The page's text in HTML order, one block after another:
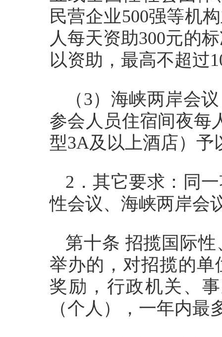
民营企业500强等机
人每天资助300元的
以资助，最高不超过
（3）海峡两岸会
参会人员住宿间夜每
型3A及以上酒店）予
2．其它要求：同
性会议、海峡两岸会
第十条 招揽国际
举办的，对招揽的
奖励，行政机关、
（个人），一年内